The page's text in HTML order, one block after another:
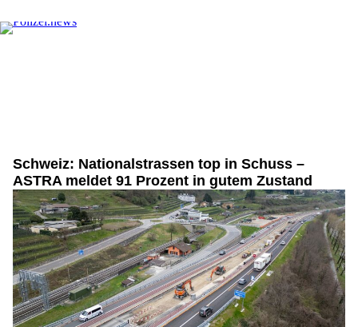
Schweiz: Nationalstrassen top in Schuss –
ASTRA meldet 91 Prozent in gutem Zustand